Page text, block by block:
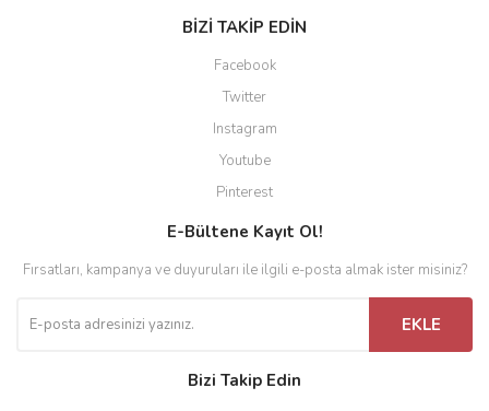
BİZİ TAKİP EDİN
Facebook
Twitter
Instagram
Youtube
Pinterest
E-Bültene Kayıt Ol!
Fırsatları, kampanya ve duyuruları ile ilgili e-posta almak ister misiniz?
EKLE
Bizi Takip Edin